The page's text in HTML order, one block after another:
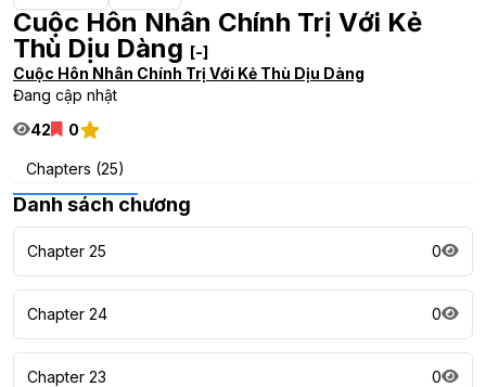
Cuộc Hôn Nhân Chính Trị Với Kẻ
Thù Dịu Dàng [-]
Cuộc Hôn Nhân Chính Trị Với Kẻ Thù Dịu Dàng
Đang cập nhật
42
0
Chapters (25)
Danh sách chương
Chapter 25 0
Chapter 24 0
Chapter 23 0